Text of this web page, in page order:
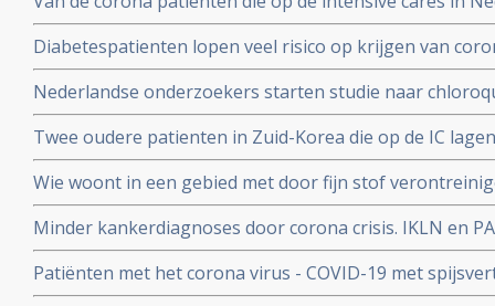
32 procent mensen met ernstig overgewicht en
Diabetespatienten lopen veel risico op krijgen van
eerste Nederlandse onderzoek onder 100 patienten.
Nederlandse onderzoekers starten studie naar
patienten die besmet zijn met het coronavirus - COVID-
Twee oudere patienten in Zuid-Korea die op de IC
corona virus door bloedplasma behandeling van
Wie woont in een gebied met door fijn stof
groter risico op overlijden aan corona virus in
zuiverder lucht
Minder kankerdiagnoses door corona crisis. IKLN en
effecten op langere termijn schrijven zij in een brief.
Patiënten met het corona virus - COVID-19 met
slechtere prognose om te overleven dan patiënten